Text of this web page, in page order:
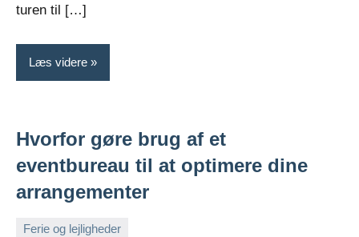
turen til […]
Læs videre
Hvorfor gøre brug af et
eventbureau til at optimere dine
arrangementer
Ferie og lejligheder